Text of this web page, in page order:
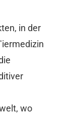
in der
wo